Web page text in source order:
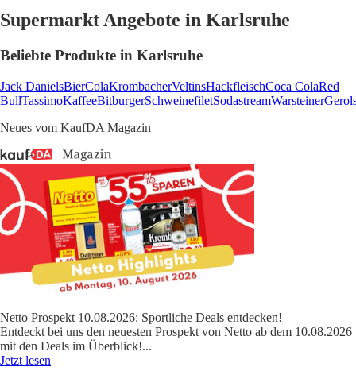
Supermarkt Angebote in Karlsruhe
Beliebte Produkte in Karlsruhe
Jack DanielsBierColaKrombacherVeltinsHackfleischCoca ColaRed
BullTassimoKaffeeBitburgerSchweinefiletSodastreamWarsteiner
Neues vom KaufDA Magazin
Netto Prospekt 10.08.2026: Sportliche Deals entdecken!
Entdeckt bei uns den neuesten Prospekt von Netto ab dem 10.08.2026
mit den Deals im Überblick!...
Jetzt lesen